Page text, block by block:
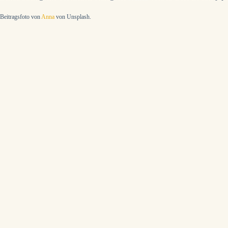
Beitragsfoto vonAnna von Unsplash.